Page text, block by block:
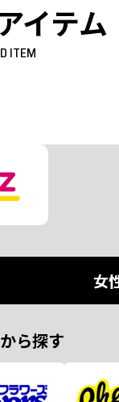
イテム
ITEM
女
ら探す